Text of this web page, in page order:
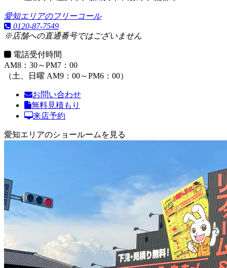
愛知エリアのフリーコール
0120-87-7549
※店舗への直通番号ではございません
電話受付時間
AM8：30～PM7：00
（土、日曜 AM9：00～PM6：00）
お問い合わせ
無料見積もり
来店予約
愛知エリアのショールームを見る